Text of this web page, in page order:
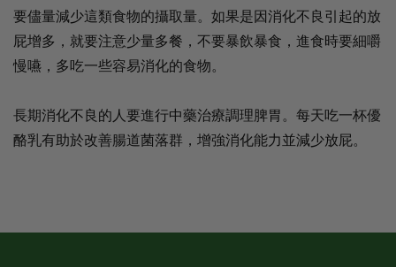
要儘量減少這類食物的攝取量。如果是因消化不良引起的放
屁增多，就要注意少量多餐，不要暴飲暴食，進食時要細嚼
慢嚥，多吃一些容易消化的食物。
長期消化不良的人要進行中藥治療調理脾胃。每天吃一杯優
酪乳有助於改善腸道菌落群，增強消化能力並減少放屁。